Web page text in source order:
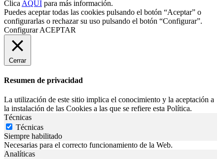
Clica AQUÍ para más información.
Puedes aceptar todas las cookies pulsando el botón “Aceptar” o
configurarlas o rechazar su uso pulsando el botón “Configurar”.
Configurar ACEPTAR
Cerrar
Resumen de privacidad
La utilización de este sitio implica el conocimiento y la aceptación a
la instalación de las Cookies a las que se refiere esta Política.
Técnicas
Técnicas
Siempre habilitado
Necesarias para el correcto funcionamiento de la Web.
Analíticas